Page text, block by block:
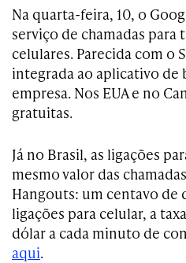
Na quarta-feira, 10, o
serviço de chamadas para
celulares. Parecida com o
integrada ao aplicativo de
empresa. Nos EUA e no
gratuitas.
Já no Brasil, as ligações
mesmo valor das
Hangouts: um centavo de
ligações para celular, a
dólar a cada minuto de
aqui.